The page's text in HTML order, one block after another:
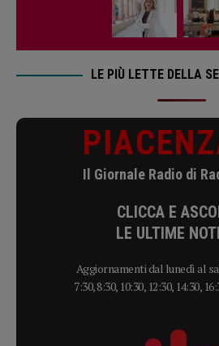
LE PIÙ LETTE DELLA
Il Giornale Radio di
CLICCA E
LE ULTIME
Aggiornamenti dal lunedì al
7:30, 8:30, 10:30, 12:30, 14:30,